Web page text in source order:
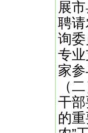
展
聘
询
专
家参
（
干部
的